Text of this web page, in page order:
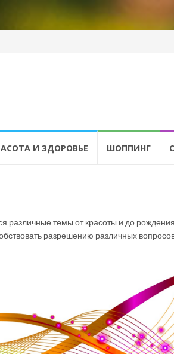
И ЗДОРОВЬЕ ШОППИНГ
различные темы от красоты и до
разрешению различных